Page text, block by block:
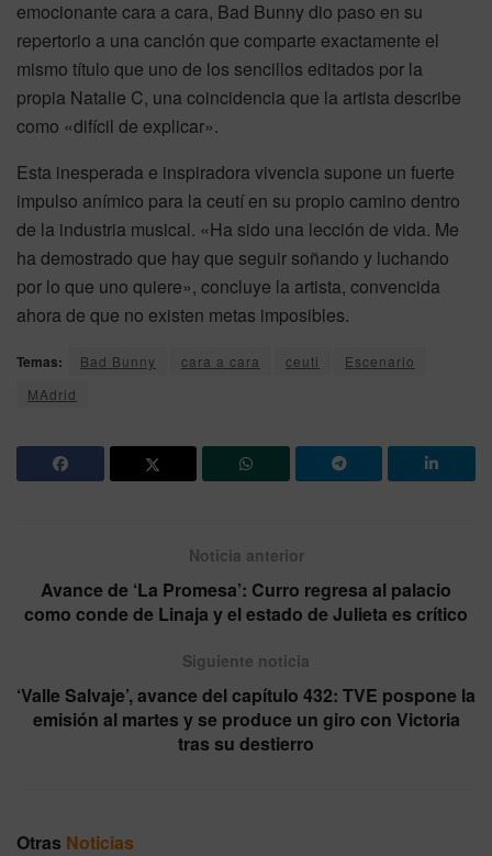
emocionante cara a cara, Bad Bunny dio paso en su
repertorio a una canción que comparte exactamente el
mismo título que uno de los sencillos editados por la
propia Natalie C, una coincidencia que la artista describe
como «difícil de explicar».
Esta inesperada e inspiradora vivencia supone un fuerte
impulso anímico para la ceutí en su propio camino dentro
de la industria musical. «Ha sido una lección de vida. Me
ha demostrado que hay que seguir soñando y luchando
por lo que uno quiere», concluye la artista, convencida
ahora de que no existen metas imposibles.
Temas: Bad Bunny cara a cara ceuti
Escenario
MAdrid
Noticia anterior
Avance de ‘La Promesa’: Curro regresa al palacio
como conde de Linaja y el estado de Julieta es crítico
Siguiente noticia
‘Valle Salvaje’, avance del capítulo 432: TVE pospone la
emisión al martes y se produce un giro con Victoria
tras su destierro
Otras Noticias